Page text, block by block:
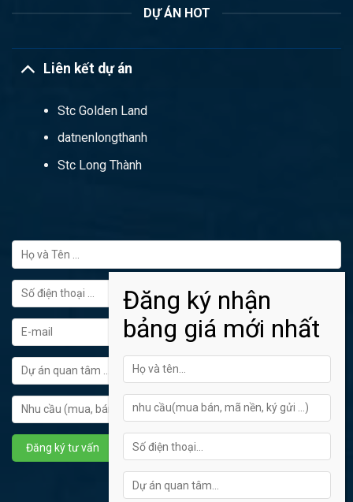
DỰ ÁN HOT
Liên kết dự án
Stc Golden Land
datnenlongthanh
Stc Long Thành
FORM ĐĂNG KÝ TƯ VẤN